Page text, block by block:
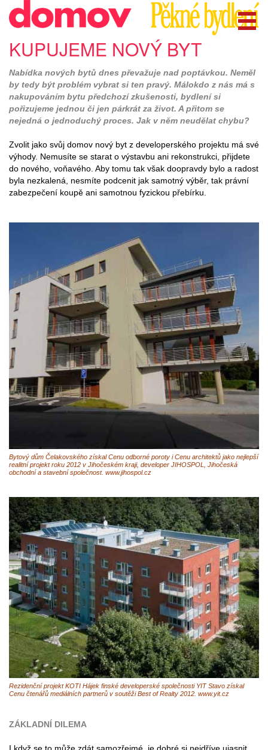
KUPUJEME NOVÝ BYT
Nabídka nových bytů dnes převažuje nad poptávkou. Neměl
by tedy být problém vybrat si ten pravý. Málokdo z nás má s
nakupováním bytu předchozí zkušenosti, bydlení si
pořizujeme jednou či jen párkrát za život. A přitom se
nejedná o jednoduchý proces. Jak v něm neudělat chybu?
Zvolit jako svůj domov nový byt z developerského projektu má své
výhody. Nemusíte se starat o výstavbu ani rekonstrukci, přijdete
do nového, voňavého. Aby tomu tak však doopravdy bylo a radost
byla nezkalená, nesmíte podcenit jak samotný výběr, tak právní
zabezpečení koupě ani samotnou fyzickou přebírku.
Bytový dům Čelakovského získal Cenu odborné poroty i Cenu architektů jako nejlepší
realitní projekt roku 2012 v Jihočeském kraji, developer JIHOSPOL, Jihočeská
obchodní a stavební společnost. www.jihospol.cz
Rezidenční projekt KOTI Hájek finské developerské společnosti YIT Stavo získal
Cenu čtenářů mediálních partnerů v soutěži Best of Realty 2012. www.yit.cz
ZÁKLADNÍ DILEMA
I když se to může zdát samozřejmé, je dobré si nejdříve ujasnit,